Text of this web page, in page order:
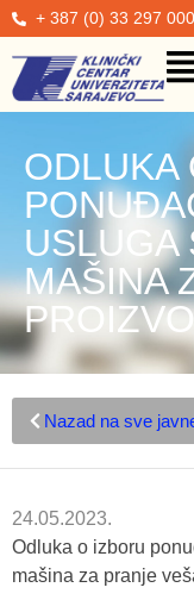
+ 387 (0) 33 297 000
ODLUKA
USLUGA
MAŠINA
Nazad na sve
24.05.2023.
Odluka o izboru
mašina za pranje